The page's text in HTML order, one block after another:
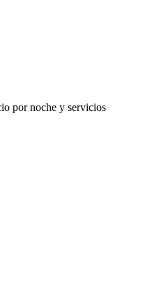
por noche y servicios